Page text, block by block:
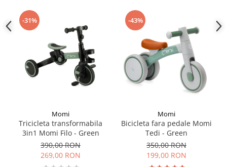
-31%
Momi
Tricicleta transformabila
3in1 Momi Filo - Green
390,00 RON
269,00 RON
-43%
Momi
Bicicleta fara pedale Momi
Tedi - Green
350,00 RON
199,00 RON